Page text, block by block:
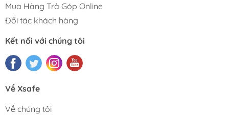
Mua Hàng Trả Góp Online
Đối tác khách hàng
Kết nối với chúng tôi
Về Xsafe
Về chúng tôi